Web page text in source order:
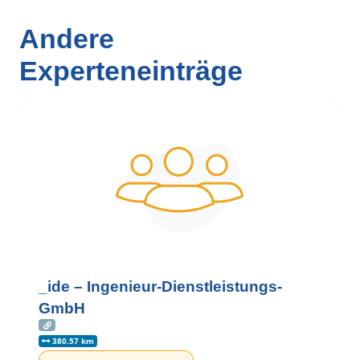
Andere
Experteneinträge
_ide – Ingenieur-Dienstleistungs-
GmbH
380.57 km